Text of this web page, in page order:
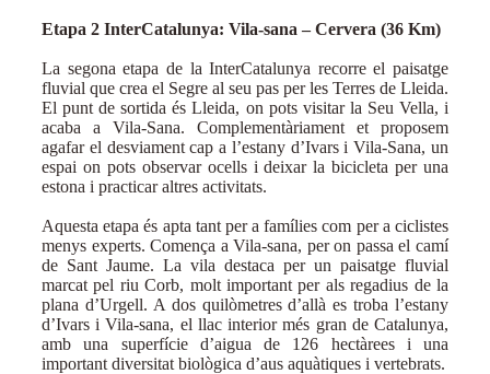
Etapa 2 InterCatalunya: Vila-sana – Cervera (36 Km)
La segona etapa de la InterCatalunya recorre el paisatge
fluvial que crea el Segre al seu pas per les Terres de Lleida.
El punt de sortida és Lleida, on pots visitar la Seu Vella, i
acaba a Vila-Sana. Complementàriament et proposem
agafar el desviament cap a l’estany d’Ivars i Vila-Sana, un
espai on pots observar ocells i deixar la bicicleta per una
estona i practicar altres activitats.
Aquesta etapa és apta tant per a famílies com per a ciclistes
menys experts. Comença a Vila-sana, per on passa el camí
de Sant Jaume. La vila destaca per un paisatge fluvial
marcat pel riu Corb, molt important per als regadius de la
plana d’Urgell. A dos quilòmetres d’allà es troba l’estany
d’Ivars i Vila-sana, el llac interior més gran de Catalunya,
amb una superfície d’aigua de 126 hectàrees i una
important diversitat biològica d’aus aquàtiques i vertebrats.